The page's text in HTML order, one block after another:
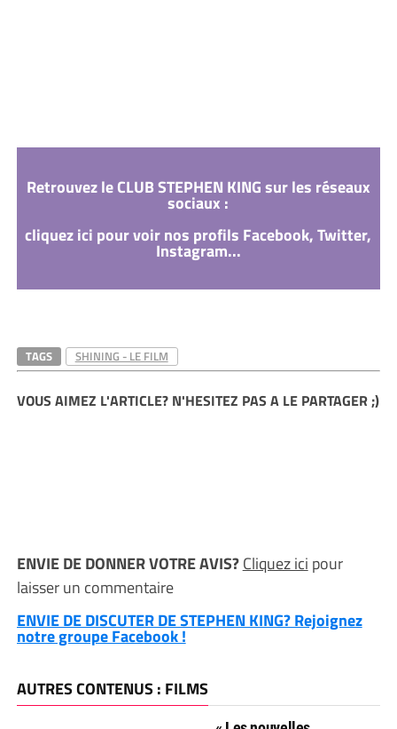
Retrouvez le CLUB STEPHEN KING sur les réseaux
sociaux :
cliquez ici pour voir nos profils Facebook, Twitter,
Instagram...
TAGS SHINING - LE FILM
VOUS AIMEZ L'ARTICLE? N'HESITEZ PAS A LE PARTAGER ;)
ENVIE DE DONNER VOTRE AVIS?Cliquez ici pour
laisser un commentaire
ENVIE DE DISCUTER DE STEPHEN KING? Rejoignez
notre groupe Facebook !
AUTRES CONTENUS : FILMS